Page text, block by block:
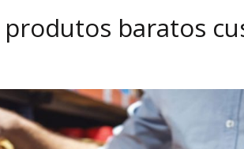
baratos